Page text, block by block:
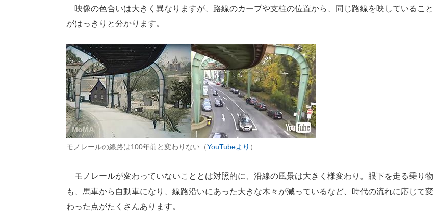
映像の色合いは大きく異なりますが、路線のカーブや支柱の位置から、同じ路線を映していること
がはっきりと分かります。
モノレールの線路は100年前と変わりない（YouTubeより ）
モノレールが変わっていないこととは対照的に、沿線の風景は大きく様変わり。眼下を走る乗り物
も、馬車から自動車になり、線路沿いにあった大きな木々が減っているなど、時代の流れに応じて変
わった点がたくさんあります。